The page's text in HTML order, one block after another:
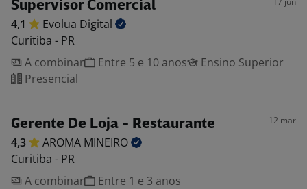
Supervisor Comercial
4,1 Evolua Digital
Curitiba - PR
A combinar
Entre 5 e 10 anos
Ensino Superior
Presencial
Gerente De Loja - Restaurante 12 mar
4,3 AROMA MINEIRO
Curitiba - PR
A combinar
Entre 1 e 3 anos